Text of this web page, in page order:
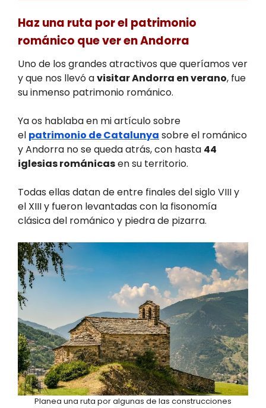
Haz una ruta por el patrimonio
románico que ver en Andorra
Uno de los grandes atractivos que queríamos ver
y que nos llevó avisitar Andorra en verano, fue
su inmenso patrimonio románico.
Ya os hablaba en mi artículo sobre
el patrimonio de Catalunya sobre el románico
y Andorra no se queda atrás, con hasta 44
iglesias románicasen su territorio.
Todas ellas datan de entre finales del siglo VIII y
el XIII y fueron levantadas con la fisonomía
clásica del románico y piedra de pizarra.
Planea una ruta por algunas de las construcciones